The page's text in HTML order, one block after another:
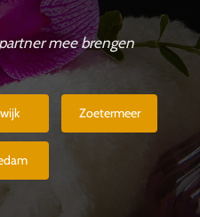
mee brengen
Zoetermeer